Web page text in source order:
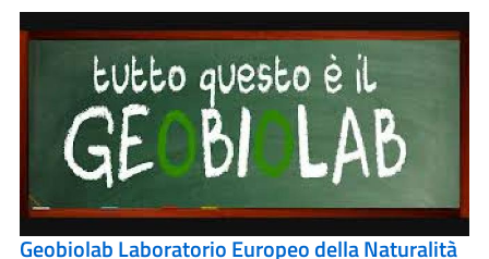
Geobiolab Laboratorio Europeo della Naturalità